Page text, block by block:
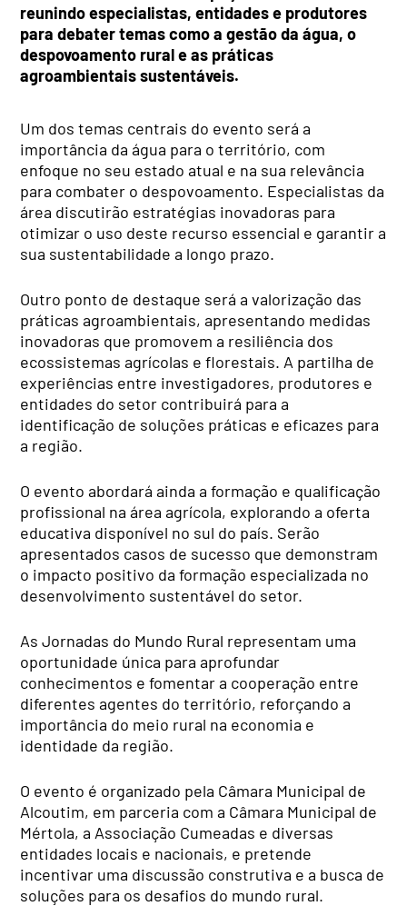
reunindo especialistas, entidades e produtores
para debater temas como a gestão da água, o
despovoamento rural e as práticas
agroambientais sustentáveis.
Um dos temas centrais do evento será a
importância da água para o território, com
enfoque no seu estado atual e na sua relevância
para combater o despovoamento. Especialistas da
área discutirão estratégias inovadoras para
otimizar o uso deste recurso essencial e garantir a
sua sustentabilidade a longo prazo.
Outro ponto de destaque será a valorização das
práticas agroambientais, apresentando medidas
inovadoras que promovem a resiliência dos
ecossistemas agrícolas e florestais. A partilha de
experiências entre investigadores, produtores e
entidades do setor contribuirá para a
identificação de soluções práticas e eficazes para
a região.
O evento abordará ainda a formação e qualificação
profissional na área agrícola, explorando a oferta
educativa disponível no sul do país. Serão
apresentados casos de sucesso que demonstram
o impacto positivo da formação especializada no
desenvolvimento sustentável do setor.
As Jornadas do Mundo Rural representam uma
oportunidade única para aprofundar
conhecimentos e fomentar a cooperação entre
diferentes agentes do território, reforçando a
importância do meio rural na economia e
identidade da região.
O evento é organizado pela Câmara Municipal de
Alcoutim, em parceria com a Câmara Municipal de
Mértola, a Associação Cumeadas e diversas
entidades locais e nacionais, e pretende
incentivar uma discussão construtiva e a busca de
soluções para os desafios do mundo rural.